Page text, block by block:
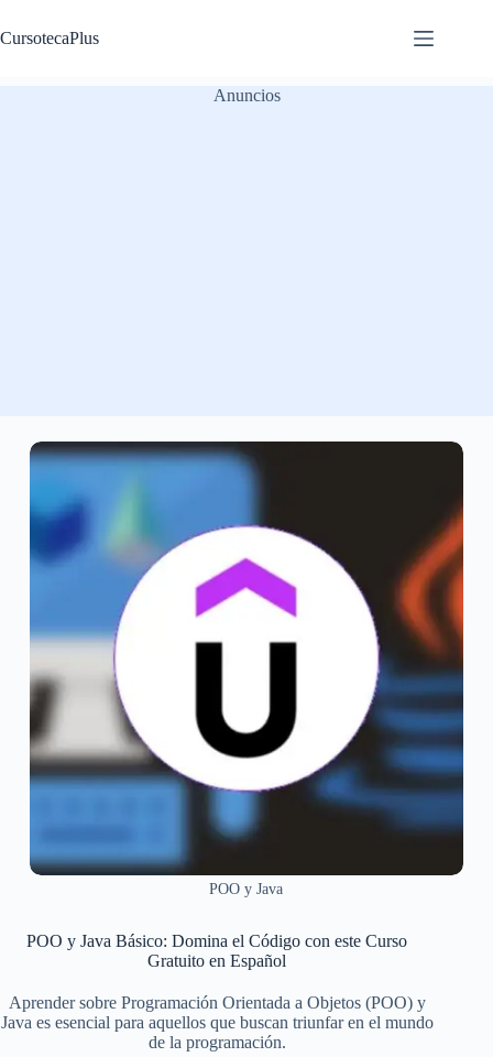
al
contenido
CursotecaPlus
Anuncios
POO y Java
POO y Java Básico: Domina el Código con este Curso
Gratuito en Español
Aprender sobre Programación Orientada a Objetos (POO) y
Java es esencial para aquellos que buscan triunfar en el mundo
de la programación.